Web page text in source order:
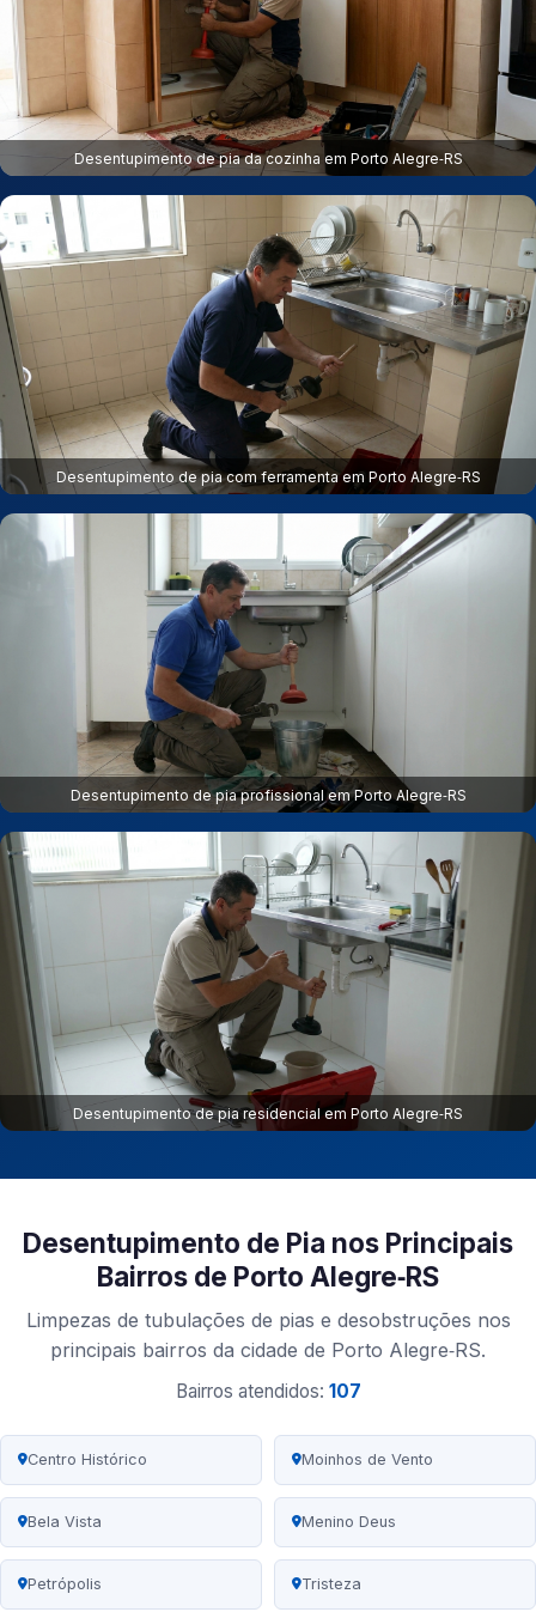
Desentupimento de pia da cozinha em Porto Alegre‑RS
Desentupimento de pia com ferramenta em Porto Alegre‑RS
Desentupimento de pia profissional em Porto Alegre‑RS
Desentupimento de pia residencial em Porto Alegre‑RS
Desentupimento de Pia nos Principais
Bairros de Porto Alegre‑RS
Limpezas de tubulações de pias e desobstruções nos
principais bairros da cidade de Porto Alegre‑RS.
Bairros atendidos: 107
Centro Histórico Moinhos de Vento
Bela Vista Menino Deus
Petrópolis Tristeza